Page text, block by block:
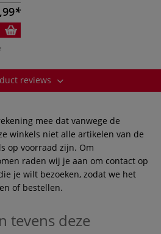
reviews
mee dat vanwege de
winkels niet alle artikelen van de
op voorraad zijn. Om
raden wij je aan om contact op
je wilt bezoeken, zodat we het
of bestellen.
tevens deze